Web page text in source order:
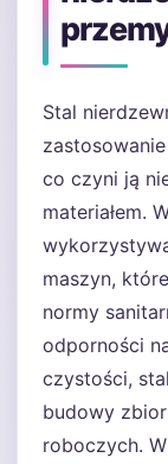
Stal
co czyni ją
materiałem.
maszyn,
normy
odporności
czystości,
budowy
roboczych.